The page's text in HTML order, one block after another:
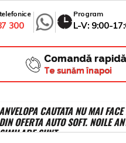
300
Program
L-V: 9:00-
Comandă rapidă
Te sunăm înapoi
CAUTATA NU MAI
DIN OFERTA AUTO SOFT. NOILE
SUNT